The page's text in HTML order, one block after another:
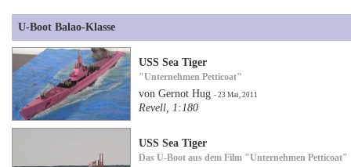
U-Boot Balao-Klasse
USS Sea Tiger
"Unternehmen Petticoat"
von Gernot Hug- 23 Mai, 2011
Revell, 1:180
USS Sea Tiger
Das U-Boot aus dem Film "Unternehmen Petticoat"